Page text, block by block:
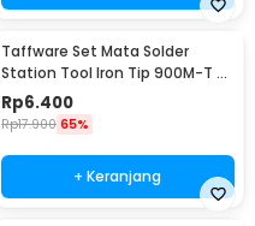
Taffware Set Mata Solder
Station Tool Iron Tip 900M-T 5
PCS - BI5044
Rp6.400
Rp17.900 65%
+ Keranjang